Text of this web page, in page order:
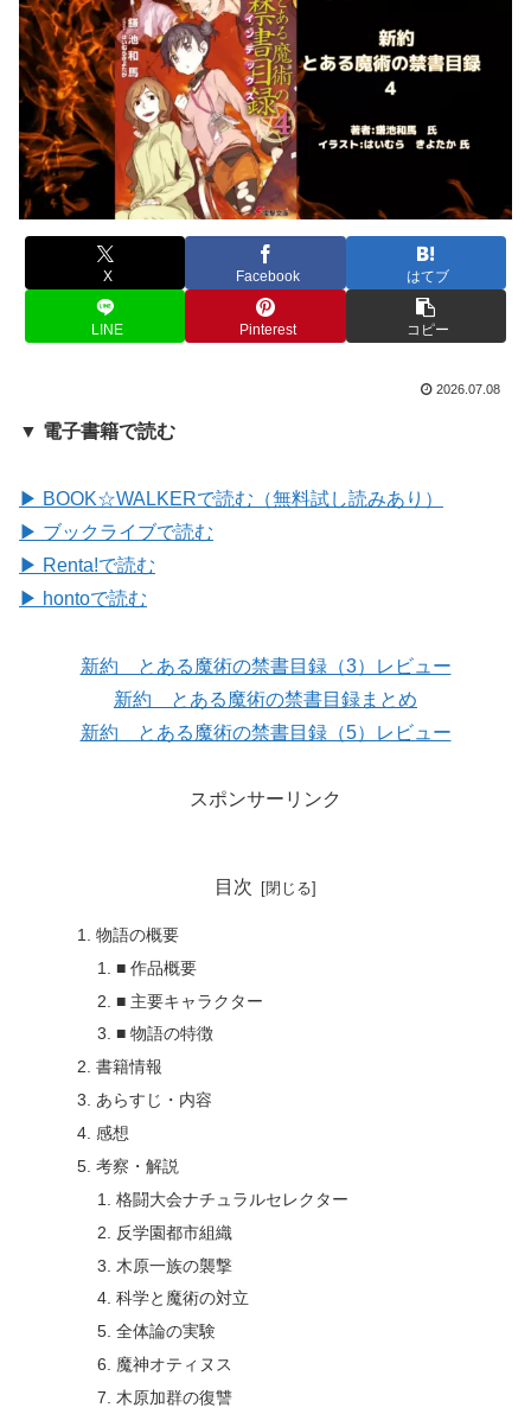
X Facebook はてブ
LINE Pinterest コピー
2026.07.08
▼ 電子書籍で読む
▶ BOOK☆WALKERで読む（無料試し読みあり）
▶ ブックライブで読む
▶ Renta!で読む
▶ hontoで読む
新約 とある魔術の禁書目録（3）レビュー
新約 とある魔術の禁書目録まとめ
新約 とある魔術の禁書目録（5）レビュー
スポンサーリンク
目次
物語の概要
■ 作品概要
■ 主要キャラクター
■ 物語の特徴
書籍情報
あらすじ・内容
感想
考察・解説
格闘大会ナチュラルセレクター
反学園都市組織
木原一族の襲撃
科学と魔術の対立
全体論の実験
魔神オティヌス
木原加群の復讐